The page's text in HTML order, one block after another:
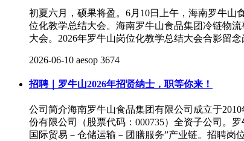
初夏六月，硕果将盈。6月10日上午，海南罗牛
位化教学总结大会。海南罗牛山食品集团冷链物
大会。2026年罗牛山岗位化教学总结大会合影留
2026-06-10 aesop 3674
招聘｜罗牛山2026年招贤纳士，职等你来！
公司简介海南罗牛山食品集团有限公司成立于
份有限公司（股票代码：000735）全资子公司。
国际贸易－仓储运输－团膳服务”产业链。招聘岗